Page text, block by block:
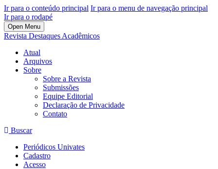
Ir para o conteúdo principal Ir para o menu de navegação principal
Ir para o rodapé
Open Menu
Revista Destaques Acadêmicos
Atual
Arquivos
Sobre
Sobre a Revista
Submissões
Equipe Editorial
Declaração de Privacidade
Contato
Buscar
Periódicos Univates
Cadastro
Acesso